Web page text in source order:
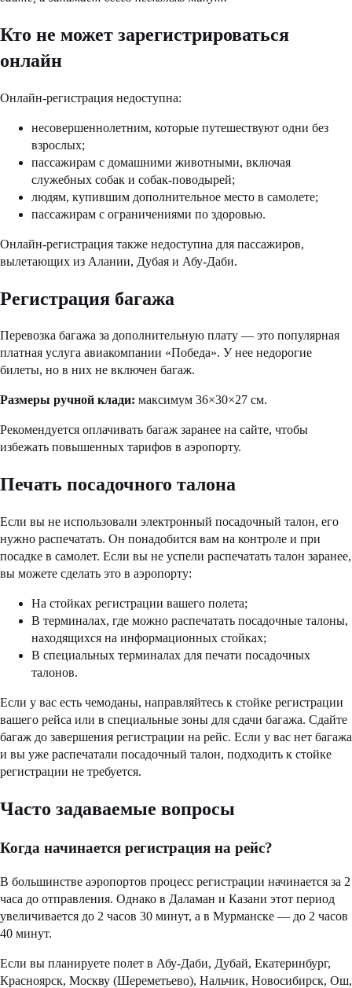
Кто не может зарегистрироваться
онлайн
Онлайн-регистрация недоступна:
несовершеннолетним, которые путешествуют одни без
взрослых;
пассажирам с домашними животными, включая
служебных собак и собак-поводырей;
людям, купившим дополнительное место в самолете;
пассажирам с ограничениями по здоровью.
Онлайн-регистрация также недоступна для пассажиров,
вылетающих из Алании, Дубая и Абу-Даби.
Регистрация багажа
Перевозка багажа за дополнительную плату — это популярная
платная услуга авиакомпании «Победа». У нее недорогие
билеты, но в них не включен багаж.
Размеры ручной клади: максимум 36×30×27 см.
Рекомендуется оплачивать багаж заранее на сайте, чтобы
избежать повышенных тарифов в аэропорту.
Печать посадочного талона
Если вы не использовали электронный посадочный талон, его
нужно распечатать. Он понадобится вам на контроле и при
посадке в самолет. Если вы не успели распечатать талон заранее,
вы можете сделать это в аэропорту:
На стойках регистрации вашего полета;
В терминалах, где можно распечатать посадочные талоны,
находящихся на информационных стойках;
В специальных терминалах для печати посадочных
талонов.
Если у вас есть чемоданы, направляйтесь к стойке регистрации
вашего рейса или в специальные зоны для сдачи багажа. Сдайте
багаж до завершения регистрации на рейс. Если у вас нет багажа
и вы уже распечатали посадочный талон, подходить к стойке
регистрации не требуется.
Часто задаваемые вопросы
Когда начинается регистрация на рейс?
В большинстве аэропортов процесс регистрации начинается за 2
часа до отправления. Однако в Даламан и Казани этот период
увеличивается до 2 часов 30 минут, а в Мурманске — до 2 часов
40 минут.
Если вы планируете полет в Абу-Даби, Дубай, Екатеринбург,
Красноярск, Москву (Шереметьево), Нальчик, Новосибирск, Ош,